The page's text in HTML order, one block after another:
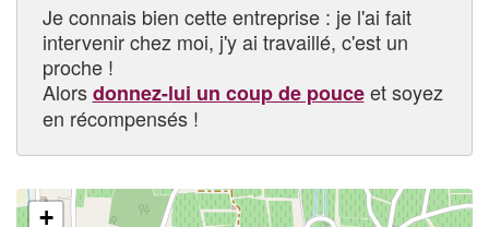
Je connais bien cette entreprise : je l'ai fait
intervenir chez moi, j'y ai travaillé, c'est un
proche !
Alorsdonnez-lui un coup de pouceet soyez
en récompensés !
+